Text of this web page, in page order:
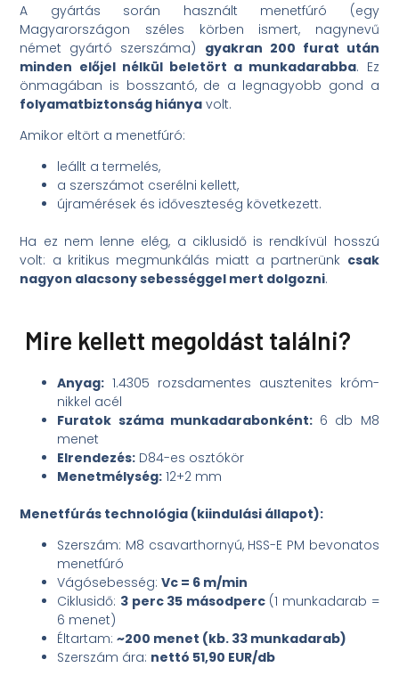
A gyártás során használt menetfúró (egy
Magyarországon széles körben ismert, nagynevű
német gyártó szerszáma) gyakran 200 furat után
minden előjel nélkül beletört a munkadarabba. Ez
önmagában is bosszantó, de a legnagyobb gond a
folyamatbiztonság hiánya volt.
Amikor eltört a menetfúró:
leállt a termelés,
a szerszámot cserélni kellett,
újramérések és időveszteség következett.
Ha ez nem lenne elég, a ciklusidő is rendkívül hosszú
volt: a kritikus megmunkálás miatt a partnerünk csak
nagyon alacsony sebességgel mert dolgozni.
Mire kellett megoldást találni?
Anyag: 1.4305 rozsdamentes ausztenites króm-
nikkel acél
Furatok száma munkadarabonként:6 db M8
menet
Elrendezés: D84-es osztókör
Menetmélység: 12+2 mm
Menetfúrás technológia (kiindulási állapot):
Szerszám: M8 csavarthornyú, HSS-E PM bevonatos
menetfúró
Vágósebesség:Vc = 6 m/min
Ciklusidő: 3 perc 35 másodperc(1 munkadarab =
6 menet)
Éltartam:~200 menet (kb. 33 munkadarab)
Szerszám ára: nettó 51,90 EUR/db